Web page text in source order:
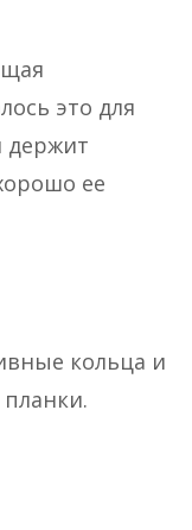
это для
держит
ее
кольца и